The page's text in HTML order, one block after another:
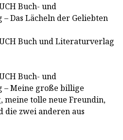
Buch- und
Das Lächeln der Geliebten
Buch und Literaturverlag
Buch- und
Meine große billige
meine tolle neue Freundin,
die zwei anderen aus